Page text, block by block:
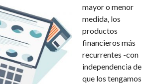
mayor o menor
medida, los
productos
financieros más
recurrentes -con
independencia de
que los tengamos